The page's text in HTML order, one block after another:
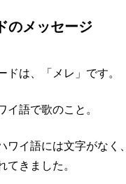
のメッセージ
ドは、「メレ」です。
イ語で歌のこと。
ワイ語には文字がな
てきました。